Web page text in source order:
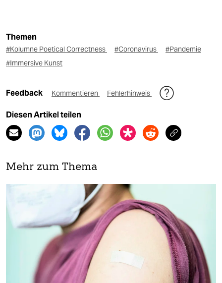
Themen
#Kolumne Poetical Correctness #Coronavirus
#Pandemie
#Immersive Kunst
Feedback Kommentieren Fehlerhinweis
Diesen Artikel teilen
Mehr zum Thema